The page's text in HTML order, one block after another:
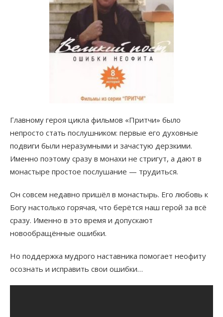
Главному героя цикла фильмов «Притчи» было
непросто стать послушником: первые его духовные
подвиги были неразумными и зачастую дерзкими.
Именно поэтому сразу в монахи не стригут, а дают в
монастыре простое послушание — трудиться.
Он совсем недавно пришёл в монастырь. Его любовь к
Богу настолько горячая, что берётся наш герой за всё
сразу. Именно в это время и допускают
новообращённые ошибки.
Но поддержка мудрого наставника помогает неофиту
осознать и исправить свои ошибки…